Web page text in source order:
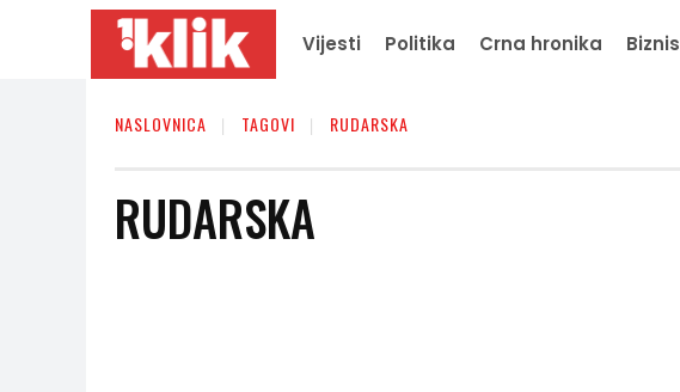
Vijesti Politika Crna hronika Biznis
NASLOVNICA TAGOVI RUDARSKA
RUDARSKA